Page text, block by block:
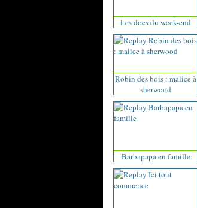
Les docs du week-end
Robin des bois : malice à
sherwood
Barbapapa en famille